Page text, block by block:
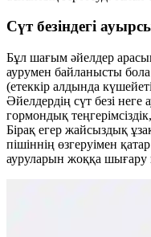
Сүт безіндегі
Бұл шағым әйелдер
аурумен байланысты
(етеккір алдында
Әйелдердің сүт безі
гормондық
Бірақ егер жайсыздық
пішіннің өзгеруімен
ауруларын жоққа шығару